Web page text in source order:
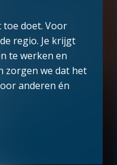
toe doet. Voor
regio. Je krijgt
te werken en
zorgen we dat het
anderen én